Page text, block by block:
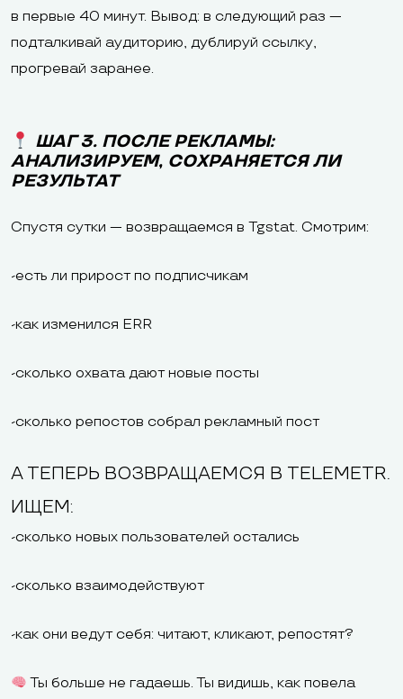
в первые 40 минут. Вывод: в следующий раз —
подталкивай аудиторию, дублируй ссылку,
прогревай заранее.
ШАГ 3. ПОСЛЕ РЕКЛАМЫ:
АНАЛИЗИРУЕМ, СОХРАНЯЕТСЯ ЛИ
РЕЗУЛЬТАТ
Спустя сутки — возвращаемся в Tgstat. Смотрим:
-есть ли прирост по подписчикам
-как изменился ERR
-сколько охвата дают новые посты
-сколько репостов собрал рекламный пост
А ТЕПЕРЬ ВОЗВРАЩАЕМСЯ В TELEMETR.
ИЩЕМ:
-сколько новых пользователей остались
-сколько взаимодействуют
-как они ведут себя: читают, кликают, репостят?
Ты больше не гадаешь. Ты видишь, как повела